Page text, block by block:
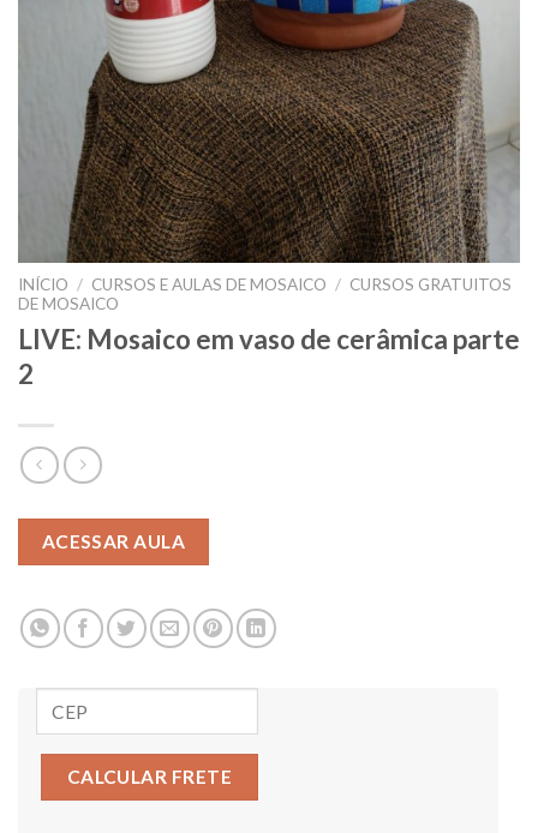
INÍCIO / CURSOS E AULAS DE MOSAICO / CURSOS GRATUITOS
DE MOSAICO
LIVE: Mosaico em vaso de cerâmica parte
2
CALCULAR FRETE
ACESSAR AULA